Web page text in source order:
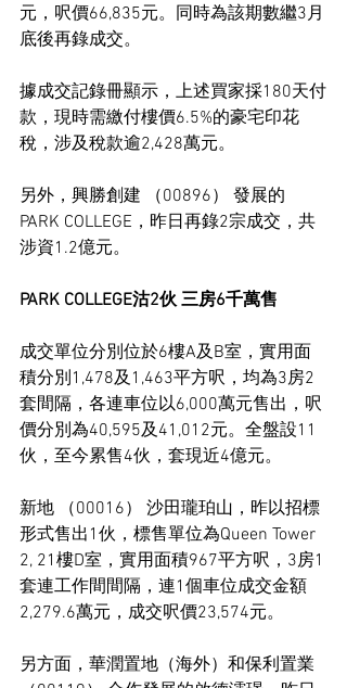
元，呎價66,835元。同時為該期數繼3月
底後再錄成交。
據成交記錄冊顯示，上述買家採180天付
款，現時需繳付樓價6.5%的豪宅印花
稅，涉及稅款逾2,428萬元。
另外，興勝創建 （00896） 發展的
PARK COLLEGE，昨日再錄2宗成交，共
涉資1.2億元。
PARK COLLEGE沽2伙 三房6千萬售
成交單位分別位於6樓A及B室，實用面
積分別1,478及1,463平方呎，均為3房2
套間隔，各連車位以6,000萬元售出，呎
價分別為40,595及41,012元。全盤設11
伙，至今累售4伙，套現近4億元。
新地 （00016） 沙田瓏珀山，昨以招標
形式售出1伙，標售單位為Queen Tower
2, 21樓D室，實用面積967平方呎，3房1
套連工作間間隔，連1個車位成交金額
2,279.6萬元，成交呎價23,574元。
另方面，華潤置地（海外）和保利置業